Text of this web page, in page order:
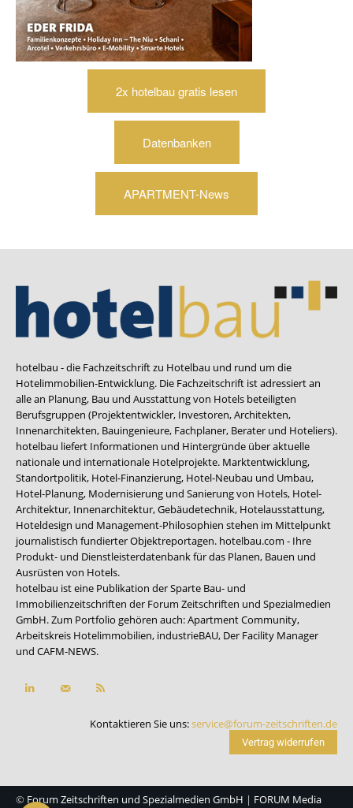
2x hotelbau gratis lesen
Datenbanken
APARTMENT-News
hotelbau - die Fachzeitschrift zu Hotelbau und rund um die
Hotelimmobilien-Entwicklung. Die Fachzeitschrift ist adressiert an
alle an Planung, Bau und Ausstattung von Hotels beteiligten
Berufsgruppen (Projektentwickler, Investoren, Architekten,
Innenarchitekten, Bauingenieure, Fachplaner, Berater und Hoteliers).
hotelbau liefert Informationen und Hintergründe über aktuelle
nationale und internationale Hotelprojekte. Marktentwicklung,
Standortpolitik, Hotel-Finanzierung, Hotel-Neubau und Umbau,
Hotel-Planung, Modernisierung und Sanierung von Hotels, Hotel-
Architektur, Innenarchitektur, Gebäudetechnik, Hotelausstattung,
Hoteldesign und Management-Philosophien stehen im Mittelpunkt
journalistisch fundierter Objektreportagen. hotelbau.com - Ihre
Produkt- und Dienstleisterdatenbank für das Planen, Bauen und
Ausrüsten von Hotels.
hotelbau ist eine Publikation der Sparte Bau- und
Immobilienzeitschriften der Forum Zeitschriften und Spezialmedien
GmbH. Zum Portfolio gehören auch:Apartment Community,
Arbeitskreis Hotelimmobilien, industrieBAU, Der Facility Manager
und CAFM-NEWS.
Kontaktieren Sie uns:service@forum-zeitschriften.de
Vertrag widerrufen
© Forum Zeitschriften und Spezialmedien GmbH | FORUM Media